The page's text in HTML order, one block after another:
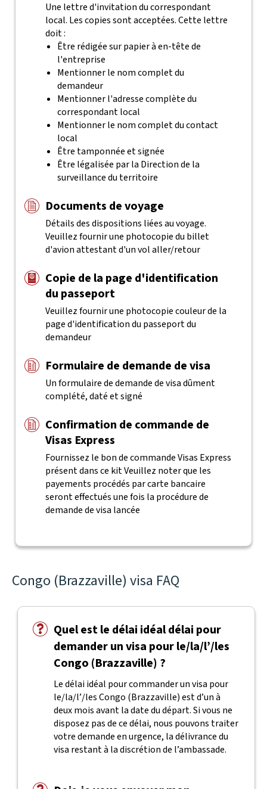
Une lettre d'invitation du correspondant
local. Les copies sont acceptées. Cette lettre
doit :
Être rédigée sur papier à en-tête de
l'entreprise
Mentionner le nom complet du
demandeur
Mentionner l'adresse complète du
correspondant local
Mentionner le nom complet du contact
local
Être tamponnée et signée
Être légalisée par la Direction de la
surveillance du territoire
Documents de voyage
Détails des dispositions liées au voyage.
Veuillez fournir une photocopie du billet
d'avion attestant d'un vol aller/retour
Copie de la page d'identification
du passeport
Veuillez fournir une photocopie couleur de la
page d'identification du passeport du
demandeur
Formulaire de demande de visa
Un formulaire de demande de visa dûment
complété, daté et signé
Confirmation de commande de
Visas Express
Fournissez le bon de commande Visas Express
présent dans ce kitVeuillez noter que les
payements procédés par carte bancaire
seront effectués une fois la procédure de
demande de visa lancée
Congo (Brazzaville) visa FAQ
Quel est le délai idéal délai pour
demander un visa pour le/la/l’/les
Congo (Brazzaville) ?
Le délai idéal pour commander un visa pour
le/la/l’/les Congo (Brazzaville) est d’un à
deux mois avant la date du départ. Si vous ne
disposez pas de ce délai, nous pouvons traiter
votre demande en urgence, la délivrance du
visa restant à la discrétion de l’ambassade.